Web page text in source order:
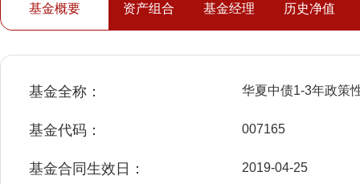
基金概要 资产组合 基金经理 历史净值
基金全称： 华夏中债1-3年政策
基金代码： 007165
基金合同生效日： 2019-04-25